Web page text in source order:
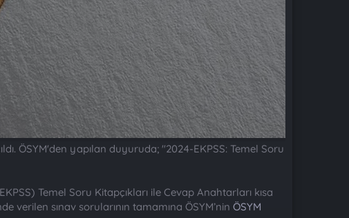
ÖSYM'den yapılan duyuruda; "2024-EKPSS: Temel Soru
Temel Soru Kitapçıkları ile Cevap Anahtarları kısa
verilen sınav sorularının tamamına ÖSYM’nin ÖSYM